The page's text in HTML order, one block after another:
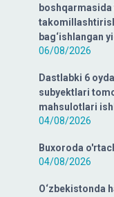
bag‘ishlangan
06/08/2026
Dastlabki 6
subyektlari
mahsulotlari
04/08/2026
Buxoroda
04/08/2026
O‘zbekistonda